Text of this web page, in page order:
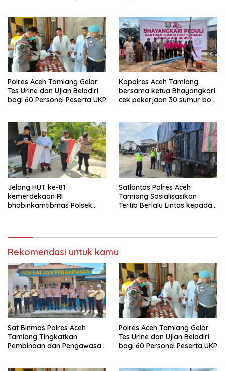
Polres Aceh Tamiang Gelar
Tes Urine dan Ujian Beladiri
bagi 60 Personel Peserta UKP
Kapolres Aceh Tamiang
bersama ketua Bhayangkari
cek pekerjaan 30 sumur bor
Jelang HUT ke-81
kemerdekaan RI
bhabinkamtibmas Polsek
Satlantas Polres Aceh
Tamiang Sosialisasikan
Tertib Berlalu Lintas kepada
Rekomendasi untuk kamu
Sat Binmas Polres Aceh
Tamiang Tingkatkan
Pembinaan dan Pengawasan
Polres Aceh Tamiang Gelar
Tes Urine dan Ujian Beladiri
bagi 60 Personel Peserta UKP